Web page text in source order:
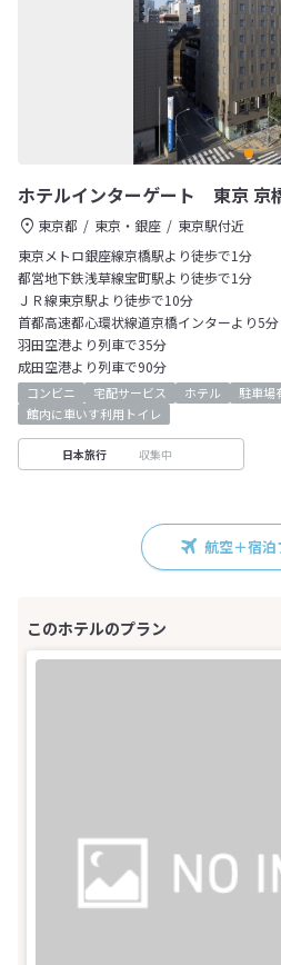
ホテルインターゲート 東京 京
東京都 東京・銀座
東京駅付近
東京メトロ銀座線京橋駅より徒歩で1分
都営地下鉄浅草線宝町駅より徒歩で1分
ＪＲ線東京駅より徒歩で10分
首都高速都心環状線道京橋インターより5分
羽田空港より列車で35分
成田空港より列車で90分
コンビニ 宅配サービス ホテル 駐車場
館内に車いす利用トイレ
日本旅行 収集中
航空＋宿泊